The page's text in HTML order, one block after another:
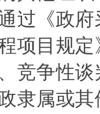
过《政
项目规
竞争性
隶属或